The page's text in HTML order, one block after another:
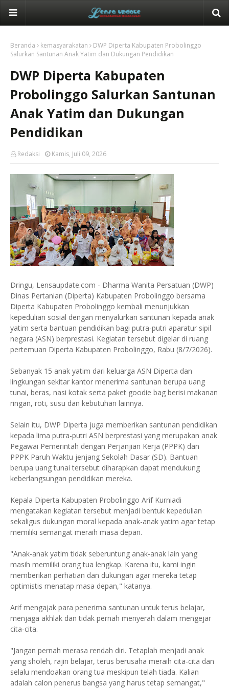
Beranda kemasyarakatan
DWP Diperta Kabupaten Probolinggo
Salurkan Santunan Anak Yatim dan Dukungan Pendidikan
DWP Diperta Kabupaten
Probolinggo Salurkan Santunan
Anak Yatim dan Dukungan
Pendidikan
Redaksi Kamis, Juli 09, 2026
Dringu, Lensaupdate.com - Dharma Wanita Persatuan (DWP)
Dinas Pertanian (Diperta) Kabupaten Probolinggo bersama
Diperta Kabupaten Probolinggo kembali menunjukkan
kepedulian sosial dengan menyalurkan santunan kepada anak
yatim serta bantuan pendidikan bagi putra-putri aparatur sipil
negara (ASN) berprestasi. Kegiatan tersebut digelar di ruang
pertemuan Diperta Kabupaten Probolinggo, Rabu (8/7/2026).
Sebanyak 15 anak yatim dari keluarga ASN Diperta dan
lingkungan sekitar kantor menerima santunan berupa uang
tunai, beras, nasi kotak serta paket goodie bag berisi makanan
ringan, roti, susu dan kebutuhan lainnya.
Selain itu, DWP Diperta juga memberikan santunan pendidikan
kepada lima putra-putri ASN berprestasi yang merupakan anak
Pegawai Pemerintah dengan Perjanjian Kerja (PPPK) dan
PPPK Paruh Waktu jenjang Sekolah Dasar (SD). Bantuan
berupa uang tunai tersebut diharapkan dapat mendukung
keberlangsungan pendidikan mereka.
Kepala Diperta Kabupaten Probolinggo Arif Kurniadi
mengatakan kegiatan tersebut menjadi bentuk kepedulian
sekaligus dukungan moral kepada anak-anak yatim agar tetap
memiliki semangat meraih masa depan.
"Anak-anak yatim tidak seberuntung anak-anak lain yang
masih memiliki orang tua lengkap. Karena itu, kami ingin
memberikan perhatian dan dukungan agar mereka tetap
optimistis menatap masa depan," katanya.
Arif mengajak para penerima santunan untuk terus belajar,
menjaga akhlak dan tidak pernah menyerah dalam mengejar
cita-cita.
"Jangan pernah merasa rendah diri. Tetaplah menjadi anak
yang sholeh, rajin belajar, terus berusaha meraih cita-cita dan
selalu mendoakan orang tua meskipun telah tiada. Kalian
adalah calon penerus bangsa yang harus tetap semangat,"